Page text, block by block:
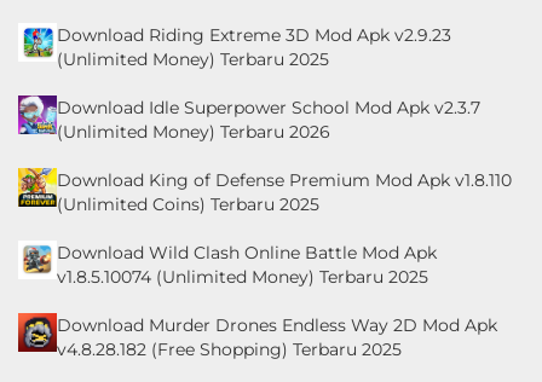
Download Riding Extreme 3D Mod Apk v2.9.23
(Unlimited Money) Terbaru 2025
Download Idle Superpower School Mod Apk v2.3.7
(Unlimited Money) Terbaru 2026
Download King of Defense Premium Mod Apk v1.8.110
(Unlimited Coins) Terbaru 2025
Download Wild Clash Online Battle Mod Apk
v1.8.5.10074 (Unlimited Money) Terbaru 2025
Download Murder Drones Endless Way 2D Mod Apk
v4.8.28.182 (Free Shopping) Terbaru 2025